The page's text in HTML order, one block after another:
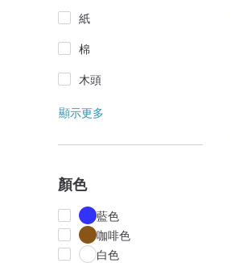
紙
棉
木頭
顯示更多
顏色
藍色
咖啡色
白色